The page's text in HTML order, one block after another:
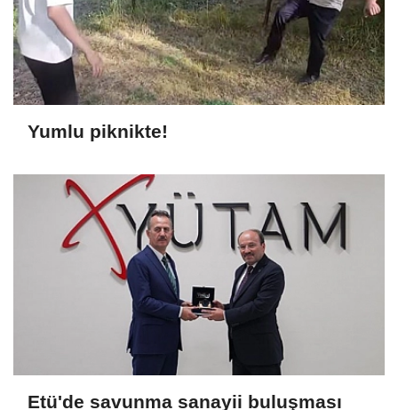
Yumlu piknikte!
Etü'de savunma sanayii buluşması